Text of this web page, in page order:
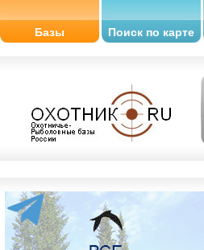
Базы Поиск по карте